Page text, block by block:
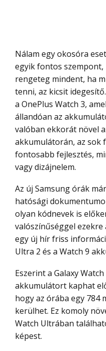
Nálam egy okosóra esetében az akkumulátor az
egyik fontos
rengeteg mindent, ha
tenni, az kicsit
a OnePlus Watch 3,
állandóan az
valóban ekkorát növel
akkumulátorán, az sok
fontosabb fejlesztés,
vagy dizájnelem.
Az új Samsung órák már felbukkantak különböző
hatósági
olyan kódnevek is
valószínűséggel
egy új hír friss
Ultra 2 és a Watch 9
Eszerint a Galaxy Watch Ultra 2 jelentősen nagyobb
akkumulátort kaphat
hogy az órába egy 784
kerülhet. Ez komoly
Watch Ultrában
képest.